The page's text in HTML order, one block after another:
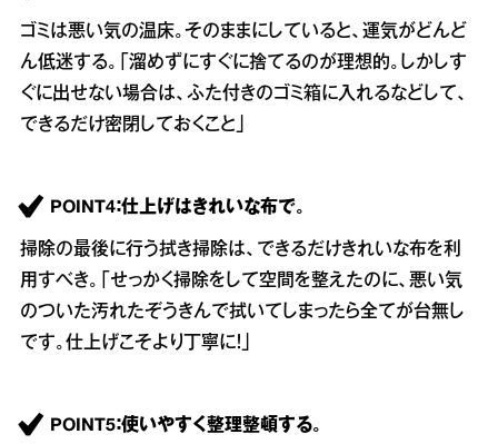
ゴミは悪い気の温床。そのままにしていると、運気がどんど
ん低迷する。「溜めずにすぐに捨てるのが理想的。しかしす
ぐに出せない場合は、ふた付きのゴミ箱に入れるなどして、
できるだけ密閉しておくこと」
POINT4：仕上げはきれいな布で。
掃除の最後に行う拭き掃除は、できるだけきれいな布を利
用すべき。「せっかく掃除をして空間を整えたのに、悪い気
のついた汚れたぞうきんで拭いてしまったら全てが台無し
です。仕上げこそより丁寧に！」
POINT5：使いやすく整理整頓する。